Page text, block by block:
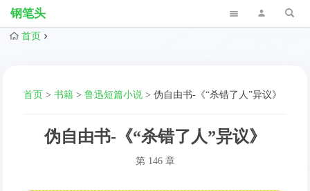
钢笔头
首页
首页 >书籍 >鲁迅短篇小说 >伪自由书-《“杀错了人”异议》
伪自由书-《“杀错了人”异议》
第 146 章